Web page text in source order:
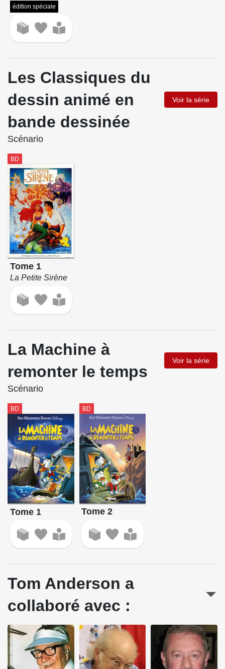
édition spéciale
Les Classiques du
dessin animé en
bande dessinée
Voir la série
Scénario
BD
Tome 1
La Petite Sirène
La Machine à
remonter le temps
Voir la série
Scénario
BD
Tome 1
BD
Tome 2
Tom Anderson a
collaboré avec :